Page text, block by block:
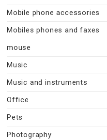
Mobile phone accessories
Mobiles phones and faxes
mouse
Music
Music and instruments
Office
Pets
Photography